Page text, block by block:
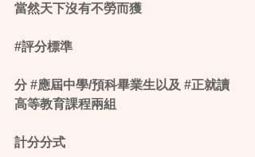
當然天下沒有不勞而獲
‪#‎評分標準‬
分 ‪#‎應屆中學‬/預科畢業生以及 ‪#‎正就讀
高等教育課程兩組‬
計分分式